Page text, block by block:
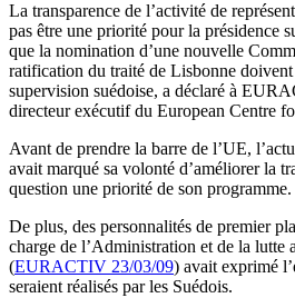
La transparence de l’activité de
pas être une priorité pour la présidence
que la nomination d’une nouvelle
ratification du traité de Lisbonne doivent
supervision suédoise, a déclaré à
directeur exécutif du European Centre
Avant de prendre la barre de l’UE,
avait marqué sa volonté d’améliorer la
question une priorité de son programme.
De plus, des personnalités de premier
charge de l’Administration et de la lutte
(EURACTIV 23/03/09) avait exprimé
seraient réalisés par les Suédois.